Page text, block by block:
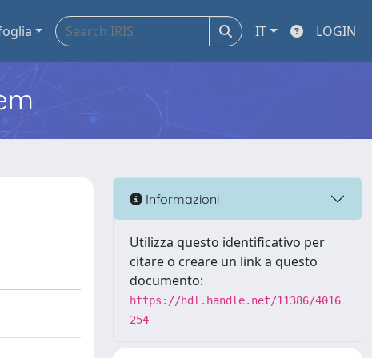
IT LOGIN
Informazioni
Utilizza questo identificativo per
citare o creare un link a questo
documento:
https://hdl.handle.net/11386/4016
254